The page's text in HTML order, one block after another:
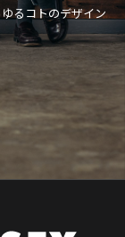
ゆるコトのデザイン